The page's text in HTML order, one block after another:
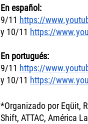
En español:
9/11 https://
y 10/11 https://
En portugués:
9/11 https://
y 10/11 https://
*Organizado por Eqüit,
Shift, ATTAC, América